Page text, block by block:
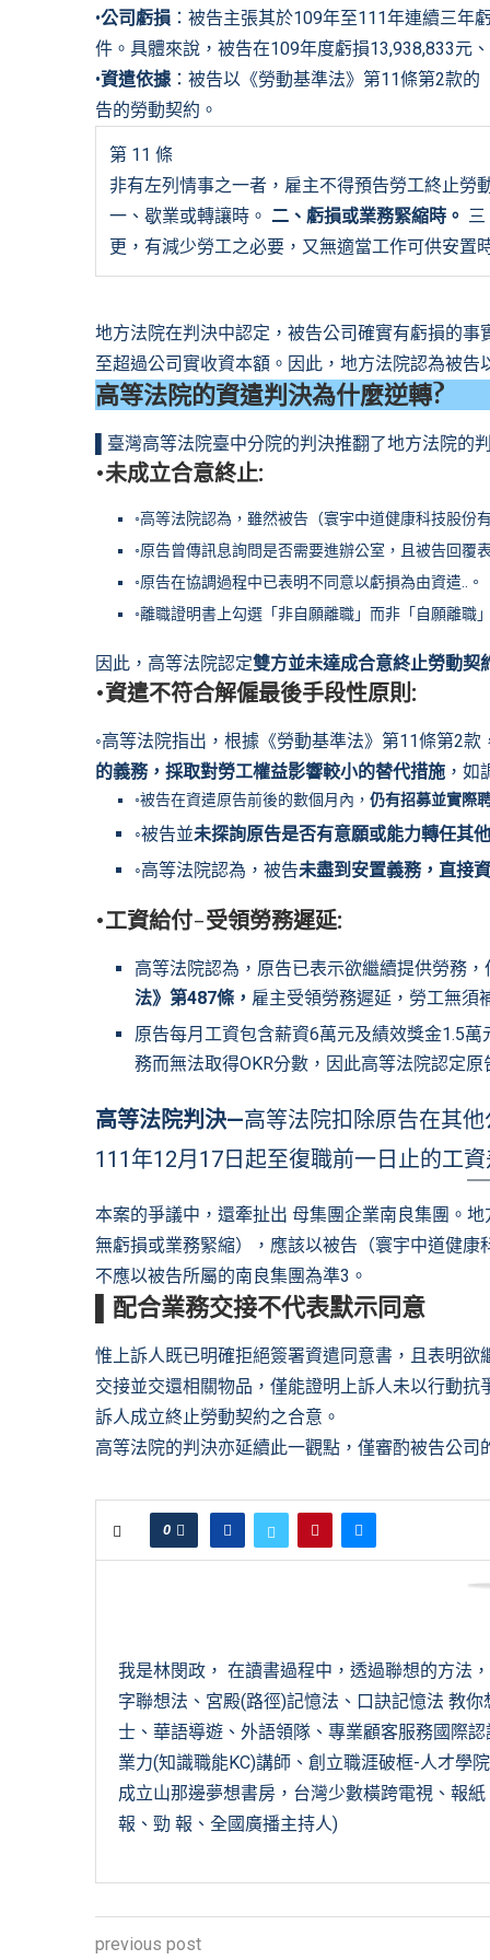
•公司虧損 ：被告主張其於109年至111年連續三年
件。具體來說，被告在109年度虧損13,938,833元
•資遣依據 ：被告以《勞動基準法》第11條第2款
告的勞動契約。
第 11 條
非有左列情事之一者，雇主不得預告勞工終止勞
一、歇業或轉讓時。 二、虧損或業務緊縮時。
更，有減少勞工之必要，又無適當工作可供安置
地方法院在判決中認定，被告公司確實有虧損的
至超過公司實收資本額。因此，地方法院認為被
高等法院的資遣判決為什麼逆轉?
▌臺灣高等法院臺中分院的判決推翻了地方法院
•未成立合意終止:
◦高等法院認為，雖然被告（寰宇中道健康科技股份
◦原告曾傳訊息詢問是否需要進辦公室，且被告回覆
◦原告在協調過程中已表明不同意以虧損為由資遣..。
◦離職證明書上勾選「非自願離職」而非「自願離職
因此，高等法院認定雙方並未達成合意終止勞動契
•資遣不符合解僱最後手段性原則:
◦高等法院指出，根據《勞動基準法》第11條第2款
的義務，採取對勞工權益影響較小的替代措施 ，如
◦被告在資遣原告前後的數個月內， 仍有招募並實際
◦被告並未探詢原告是否有意願或能力轉任其
◦高等法院認為，被告未盡到安置義務，直接
•工資給付-受領勞務遲延:
高等法院認為，原告已表示欲繼續提供勞務
法》第487條， 雇主受領勞務遲延，勞工無須
原告每月工資包含薪資6萬元及績效獎金1.5
務而無法取得OKR分數，因此高等法院認定
高等法院判決—高等法院扣除原告在其
111年12月17日起至復職前一日止的工
本案的爭議中，還牽扯出 母集團企業南良集團。
無虧損或業務緊縮），應該以被告（寰宇中道健
不應以被告所屬的南良集團為準3。
▌配合業務交接不代表默示同意
惟上訴人既已明確拒絕簽署資遣同意書，且表明
交接並交還相關物品，僅能證明上訴人未以行動
訴人成立終止勞動契約之合意。
高等法院的判決亦延續此一觀點，僅審酌被告公
0
我是林閔政， 在讀書過程中，透過聯想的方法
字聯想法、宮殿(路徑)記憶法、口訣記憶法 教
士、華語導遊、外語領隊、專業顧客服務國際
業力(知識職能KC)講師、創立職涯破框-人才學
成立山那邊夢想書房，台灣少數橫跨電視、報
報、勁 報、全國廣播主持人)
previous post